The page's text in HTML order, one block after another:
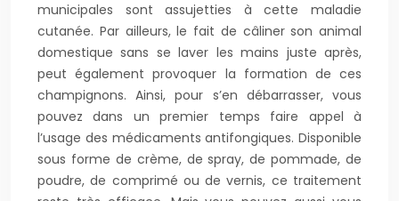
municipales sont assujetties à cette maladie
cutanée. Par ailleurs, le fait de câliner son animal
domestique sans se laver les mains juste après,
peut également provoquer la formation de ces
champignons. Ainsi, pour s’en débarrasser, vous
pouvez dans un premier temps faire appel à
l’usage des médicaments antifongiques. Disponible
sous forme de crème, de spray, de pommade, de
poudre, de comprimé ou de vernis, ce traitement